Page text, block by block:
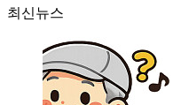
최신뉴스